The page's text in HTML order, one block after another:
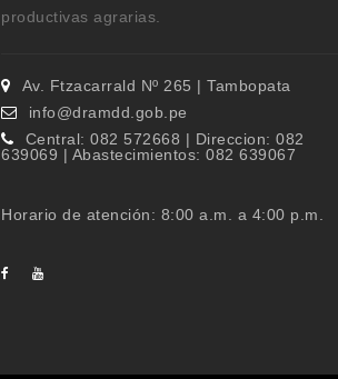
productivas agrarias.
Av. Ftzacarrald Nº 265 | Tambopata
info@dramdd.gob.pe
Central: 082 572668 | Direccion: 082
639069 | Abastecimientos: 082 639067
Horario de atención: 8:00 a.m. a 4:00 p.m.